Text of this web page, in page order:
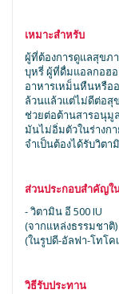
เหมาะสำหรับ
ผู้ที่ต้องการดูแลสุขภ
บุหรี่ ผู้ที่ดื่มแอลกอฮ
อาหารเหม็นหืนหรือ
ล้วนแล้วแต่ไม่ดีต่อสุ
ช่วยต่อต้านสารอนุมู
มันไม่อิ่มตัวในร่างกา
จำเป็นต้องได้รับวิต
ส่วนประกอบสำคัญใ
- วิตามิน อี 500 IU
(จากแหล่งธรรมชาติ)
(ในรูปดี-อัลฟา-โทโค
วิธีรับประทาน